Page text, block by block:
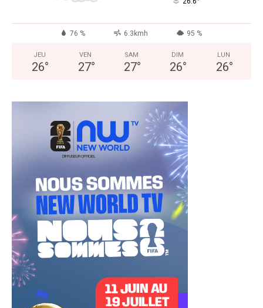
76 % 6.3kmh 95 %
JEU
26°
VEN
27°
SAM
27°
DIM
26°
LUN
26°